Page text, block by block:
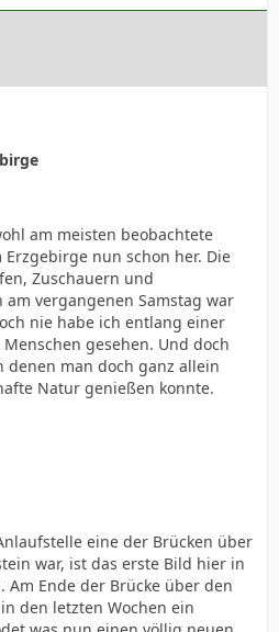
am meisten beobachtete
nun schon her. Die
Zuschauern und
vergangenen Samstag war
nie habe ich entlang einer
gesehen. Und doch
denen man doch ganz allein
Natur genießen konnte.
eine der Brücken über
war, ist das erste Bild hier in
Ende der Brücke über den
den letzten Wochen ein